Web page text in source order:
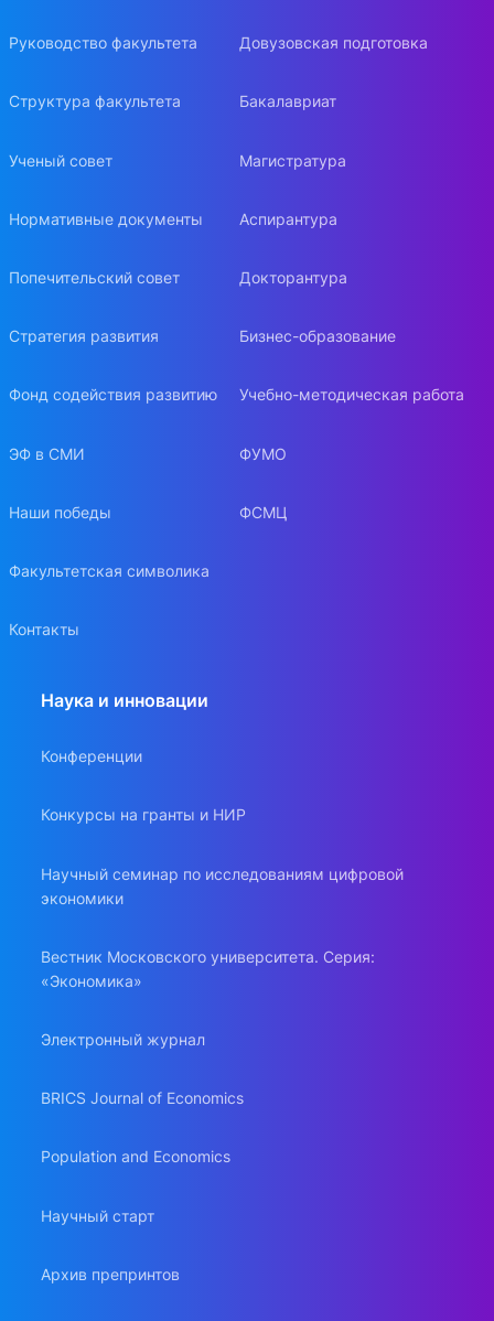
Руководство факультета
Структура факультета
Ученый совет
Нормативные документы
Попечительский совет
Стратегия развития
Фонд содействия развитию
ЭФ в СМИ
Наши победы
Факультетская символика
Контакты
Довузовская подготовка
Бакалавриат
Магистратура
Аспирантура
Докторантура
Бизнес-образование
Учебно-методическая работа
ФУМО
ФСМЦ
Наука и инновации
Конференции
Конкурсы на гранты и НИР
Научный семинар по исследованиям цифровой
экономики
Вестник Московского университета. Серия:
«Экономика»
Электронный журнал
BRICS Journal of Economics
Population and Economics
Научный старт
Архив препринтов